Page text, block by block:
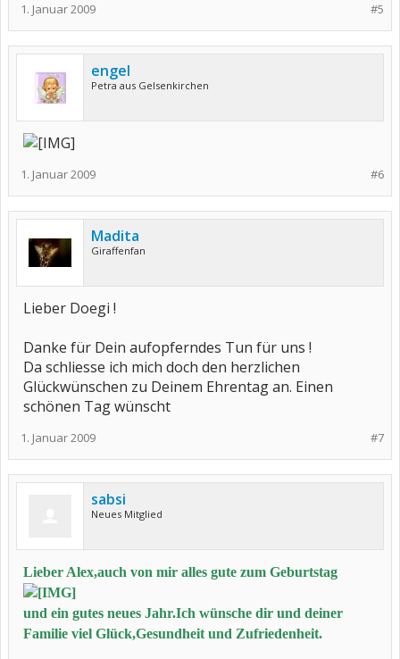
#5
1. Januar 2009
engel
Petra aus Gelsenkirchen
#6
1. Januar 2009
Madita
Giraffenfan
Lieber Doegi !
Danke für Dein aufopferndes Tun für uns !
Da schliesse ich mich doch den herzlichen
Glückwünschen zu Deinem Ehrentag an. Einen
schönen Tag wünscht
#7
1. Januar 2009
sabsi
Neues Mitglied
Lieber Alex,auch von mir alles gute zum Geburtstag
und ein gutes neues Jahr.Ich wünsche dir und deiner
Familie viel Glück,Gesundheit und Zufriedenheit.